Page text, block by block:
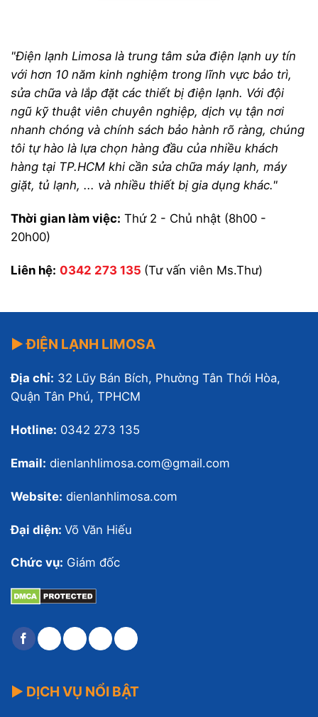
"Điện lạnh Limosa là trung tâm sửa điện lạnh uy tín
với hơn 10 năm kinh nghiệm trong lĩnh vực bảo trì,
sửa chữa và lắp đặt các thiết bị điện lạnh. Với đội
ngũ kỹ thuật viên chuyên nghiệp, dịch vụ tận nơi
nhanh chóng và chính sách bảo hành rõ ràng, chúng
tôi tự hào là lựa chọn hàng đầu của nhiều khách
hàng tại TP.HCM khi cần sửa chữa máy lạnh, máy
giặt, tủ lạnh, ... và nhiều thiết bị gia dụng khác."
Thời gian làm việc: Thứ 2 - Chủ nhật (8h00 -
20h00)
Liên hệ: 0342 273 135 (Tư vấn viên Ms.Thư)
▶ ĐIỆN LẠNH LIMOSA
Địa chỉ: 32 Lũy Bán Bích, Phường Tân Thới Hòa,
Quận Tân Phú, TPHCM
Hotline: 0342 273 135
Email: dienlanhlimosa.com@gmail.com
Website: dienlanhlimosa.com
Đại diện: Võ Văn Hiếu
Chức vụ: Giám đốc
▶ DỊCH VỤ NỔI BẬT